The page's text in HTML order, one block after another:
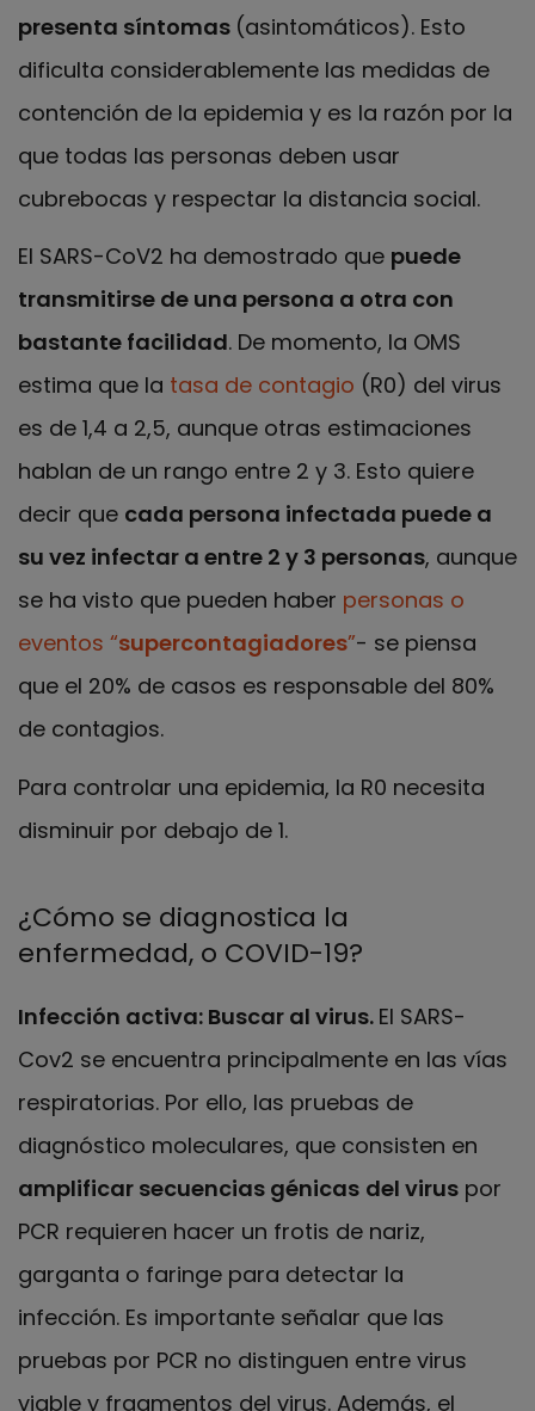
presenta síntomas (asintomáticos). Esto
dificulta considerablemente las medidas de
contención de la epidemia y es la razón por la
que todas las personas deben usar
cubrebocas y respectar la distancia social.
El SARS-CoV2 ha demostrado que puede
transmitirse de una persona a otra con
bastante facilidad. De momento, la OMS
estima que la tasa de contagio (R0) del virus
es de 1,4 a 2,5, aunque otras estimaciones
hablan de un rango entre 2 y 3. Esto quiere
decir que cada persona infectada puede a
su vez infectar a entre 2 y 3 personas, aunque
se ha visto que pueden haber personas o
eventos “supercontagiadores”- se piensa
que el 20% de casos es responsable del 80%
de contagios.
Para controlar una epidemia, la R0 necesita
disminuir por debajo de 1.
¿Cómo se diagnostica la
enfermedad, o COVID-19?
Infección activa: Buscar al virus. El SARS-
Cov2 se encuentra principalmente en las vías
respiratorias. Por ello, las pruebas de
diagnóstico moleculares, que consisten en
amplificar secuencias génicas del virus por
PCR requieren hacer un frotis de nariz,
garganta o faringe para detectar la
infección. Es importante señalar que las
pruebas por PCR no distinguen entre virus
viable y fragmentos del virus. Además, el